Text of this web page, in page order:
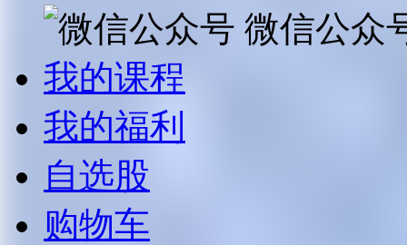
微信公众
我的课程
我的福利
自选股
购物车